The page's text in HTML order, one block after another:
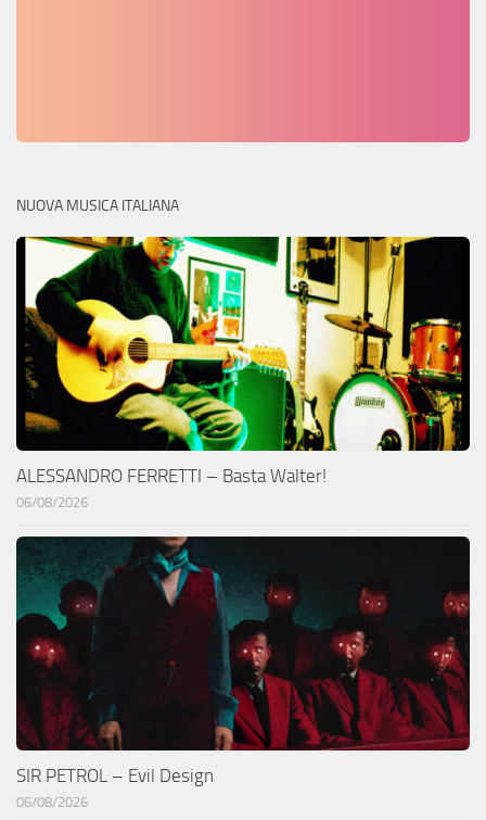
NUOVA MUSICA ITALIANA
ALESSANDRO FERRETTI – Basta Walter!
06/08/2026
SIR PETROL – Evil Design
06/08/2026